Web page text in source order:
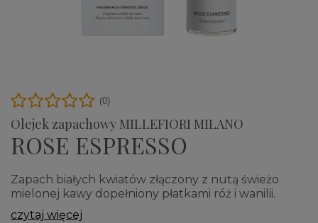
Olejek zapachowy MILLEFIORI MILANO
ROSE ESPRESSO
(0)
Zapach białych kwiatów złączony z nutą świeżo
mielonej kawy dopełniony płatkami róż i wanilii.
czytaj więcej